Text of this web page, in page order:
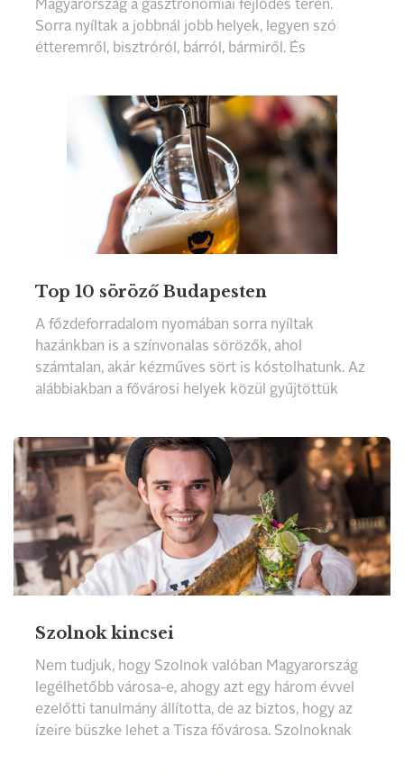
Magyarország a gasztronómiai fejlődés terén.
Sorra nyíltak a jobbnál jobb helyek, legyen szó
étteremről, bisztróról, bárról, bármiről. És
konyhák kapuit megéri szélesre tárni. Most azt a
10 új helyet mutatjuk be 2015-ből, amelyek a
legjobban felkeltették az étteremkedvelők
figyelmét, és ma is szívesen visszatérünk
bármelyikbe.
Top 10 söröző Budapesten
A főzdeforradalom nyomában sorra nyíltak
hazánkban is a színvonalas sörözők, ahol
számtalan, akár kézműves sört is kóstolhatunk. Az
alábbiakban a fővárosi helyek közül gyűjtöttük
Szolnok kincsei
Nem tudjuk, hogy Szolnok valóban Magyarország
legélhetőbb városa-e, ahogy azt egy három évvel
ezelőtti tanulmány állította, de az biztos, hogy az
ízeire büszke lehet a Tisza fővárosa. Szolnoknak